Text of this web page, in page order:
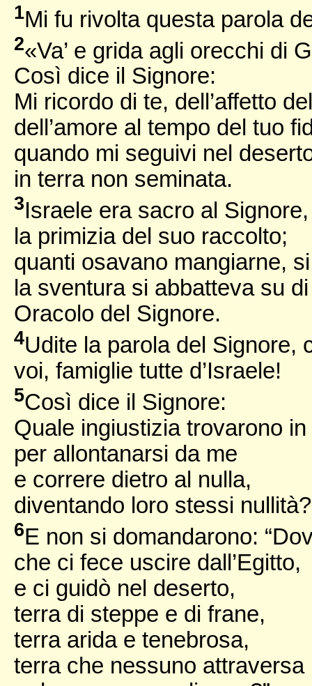
1Mi fu rivolta questa parola
2«Va’ e grida agli orecchi di
Così dice il Signore:
Mi ricordo di te, dell’affetto
dell’amore al tempo del tuo
quando mi seguivi nel
in terra non seminata.
3Israele era sacro al Signore,
la primizia del suo raccolto;
quanti osavano mangiarne,
la sventura si abbatteva su
Oracolo del Signore.
4Udite la parola del Signore,
voi, famiglie tutte d’Israele!
5Così dice il Signore:
Quale ingiustizia trovarono
per allontanarsi da me
e correre dietro al nulla,
diventando loro stessi nullità?
6E non si domandarono:
che ci fece uscire dall’Egitto,
e ci guidò nel deserto,
terra di steppe e di frane,
terra arida e tenebrosa,
terra che nessuno attraversa